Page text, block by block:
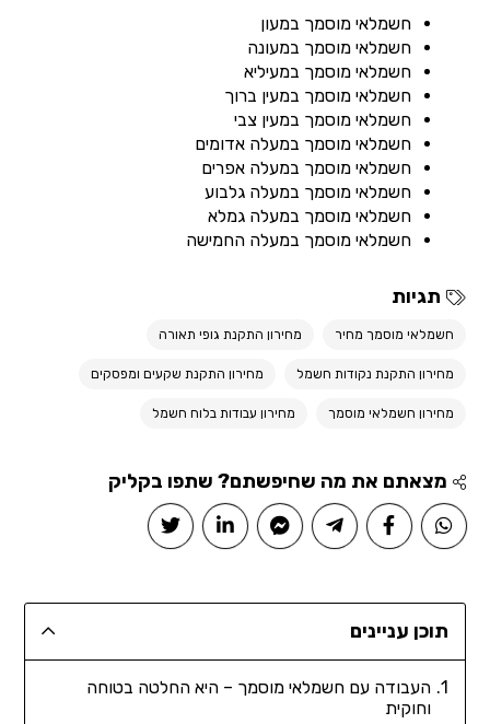
חשמלאי מוסמך במעון
חשמלאי מוסמך במעונה
חשמלאי מוסמך במעיליא
חשמלאי מוסמך במעין ברוך
חשמלאי מוסמך במעין צבי
חשמלאי מוסמך במעלה אדומים
חשמלאי מוסמך במעלה אפרים
חשמלאי מוסמך במעלה גלבוע
חשמלאי מוסמך במעלה גמלא
חשמלאי מוסמך במעלה החמישה
תגיות
חשמלאי מוסמך מחיר מחירון התקנת גופי תאורה
מחירון התקנת נקודות חשמל מחירון התקנת שקעים ומפסקים
מחירון חשמלאי מוסמך מחירון עבודות בלוח חשמל
מצאתם את מה שחיפשתם? שתפו בקליק
תוכן עניינים
העבודה עם חשמלאי מוסמך – היא החלטה בטוחה
וחוקית